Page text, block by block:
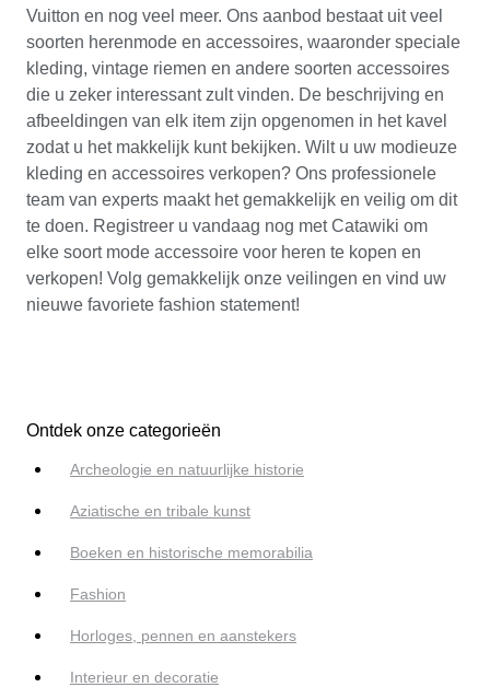
Vuitton en nog veel meer. Ons aanbod bestaat uit veel
soorten herenmode en accessoires, waaronder speciale
kleding, vintage riemen en andere soorten accessoires
die u zeker interessant zult vinden. De beschrijving en
afbeeldingen van elk item zijn opgenomen in het kavel
zodat u het makkelijk kunt bekijken. Wilt u uw modieuze
kleding en accessoires verkopen? Ons professionele
team van experts maakt het gemakkelijk en veilig om dit
te doen. Registreer u vandaag nog met Catawiki om
elke soort mode accessoire voor heren te kopen en
verkopen! Volg gemakkelijk onze veilingen en vind uw
nieuwe favoriete fashion statement!
Ontdek onze categorieën
Archeologie en natuurlijke historie
Aziatische en tribale kunst
Boeken en historische memorabilia
Fashion
Horloges, pennen en aanstekers
Interieur en decoratie